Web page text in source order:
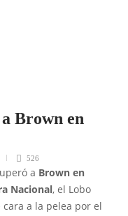
Brown en
526
a Brown en
Nacional, el Lobo
a la pelea por el